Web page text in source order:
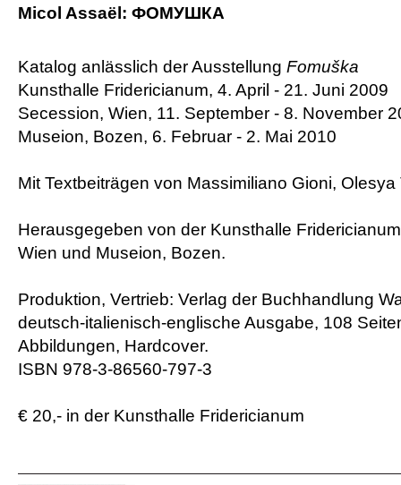
Micol Assaël: ФОМУШКА
Katalog anlässlich der Ausstellung Fomuška
Kunsthalle Fridericianum, 4. April - 21. Juni 2009
Secession, Wien, 11. September - 8. November
Museion, Bozen, 6. Februar - 2. Mai 2010
Mit Textbeiträgen von Massimiliano Gioni,
Herausgegeben von der Kunsthalle
Wien und Museion, Bozen.
Produktion, Vertrieb: Verlag der Buchhandlung
deutsch-italienisch-englische Ausgabe, 108
Abbildungen, Hardcover.
ISBN 978-3-86560-797-3
€ 20,- in der Kunsthalle Fridericianum